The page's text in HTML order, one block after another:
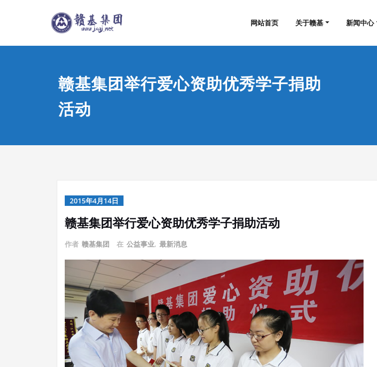
江西赣基集团工程有限公司
网站首页 关于赣基 新闻中心
赣基集团举行爱心资助优秀学子捐助
活动
2015年4月14日
赣基集团举行爱心资助优秀学子捐助活动
作者 赣基集团 在 公益事业, 最新消息